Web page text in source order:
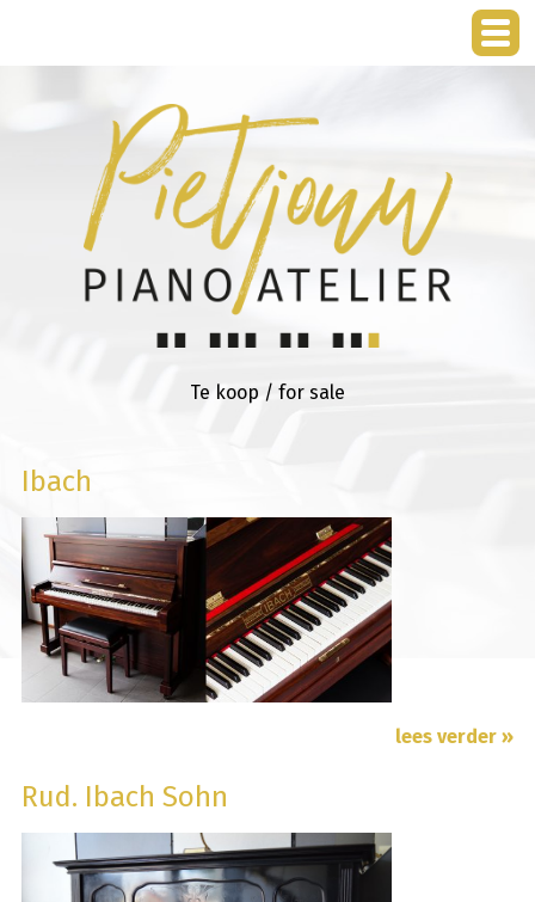
Te koop / for sale
Ibach
lees verder »
Rud. Ibach Sohn